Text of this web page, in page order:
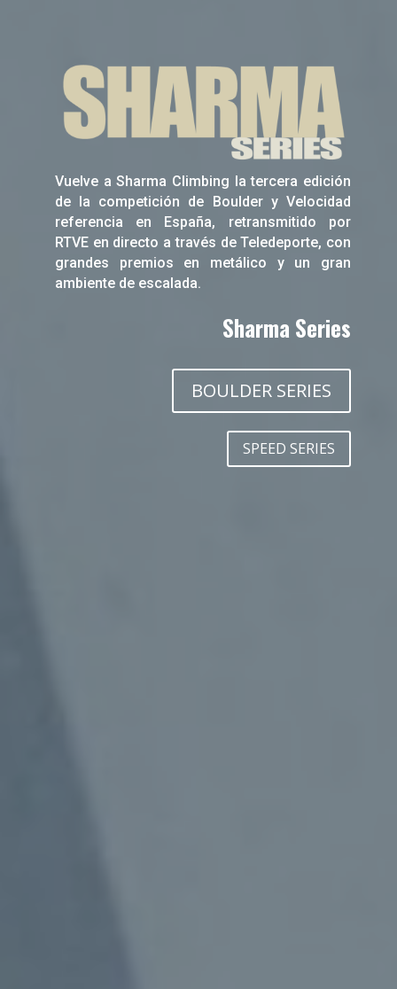
Vuelve a Sharma Climbing la tercera edición
de la competición de Boulder y Velocidad
referencia en España, retransmitido por
RTVE en directo a través de Teledeporte, con
grandes premios en metálico y un gran
ambiente de escalada.
Sharma Series
BOULDER SERIES
SPEED SERIES